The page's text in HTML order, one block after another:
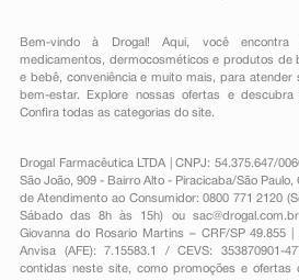
Bem-vindo à Drogal! Aqui, você
medicamentos , dermocosméticos e produtos de
e bebê, conveniênciae muito mais, para atender
bem-estar. Explore nossas ofertas e
Confira todas as categorias do site.
Drogal Farmacêutica LTDA | CNPJ: 54.375.647/
São João, 909 - Bairro Alto - Piracicaba/São Paulo,
de Atendimento ao Consumidor: 0800 771 2120
Sábado das 8h às 15h) ou sac@drogal.com.br
Giovanna do Rosario Martins – CRF/SP 49.855 |
Anvisa (AFE): 7.15583.1 / CEVS: 353870901-
contidas neste site, como promoções e ofertas